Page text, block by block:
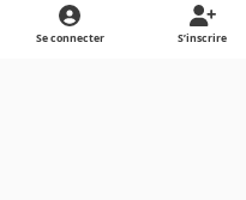
Light ModeDark ModeSystem Preference
Se connecter S’inscrire